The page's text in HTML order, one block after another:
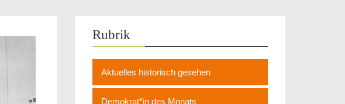
Rubrik
Aktuelles historisch gesehen
Demokrat*in des Monats